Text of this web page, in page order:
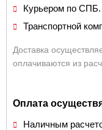
Курьером по СПБ.
Транспортной
Доставка
оплачиваются из
Оплата
Наличным